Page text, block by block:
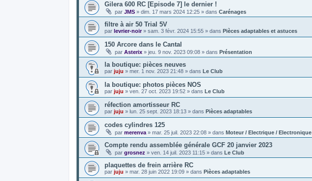
Gilera 600 RC [Episode 7] le dernier !
par JMS » dim. 17 mars 2024 12:25 » dans Carénages
filtre à air 50 Trial 5V
par levrier-noir» sam. 3 févr. 2024 15:55 » dans Pièces adaptables et astuces
150 Arcore dans le Cantal
par Asterix » jeu. 9 nov. 2023 09:08 » dans Présentation
la boutique: pièces neuves
par juju » mer. 1 nov. 2023 21:48 » dans Le Club
la boutique: photos pièces NOS
par juju » ven. 27 oct. 2023 19:52 » dans Le Club
réfection amortisseur RC
par juju » lun. 25 sept. 2023 18:13 » dans Pièces adaptables
codes cylindres 125
par merenva » mar. 25 juil. 2023 22:08 » dans Moteur / Electrique / Electronique
Compte rendu assemblée générale GCF 20 janvier 2023
par grosnez » ven. 14 juil. 2023 11:15 » dans Le Club
plaquettes de frein arrière RC
par juju » mar. 28 juin 2022 19:09 » dans Pièces adaptables